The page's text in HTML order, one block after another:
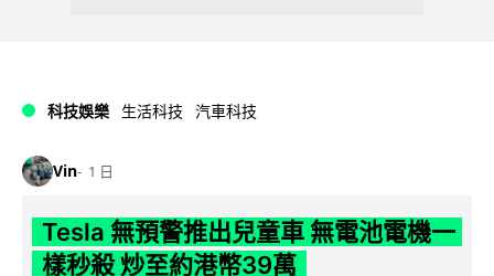
科技娛樂 生活科技 汽車科技
Vin 1 日
Tesla 無預警推出兒童車 無電池電機一
樣秒殺 炒至約港幣39萬